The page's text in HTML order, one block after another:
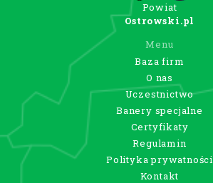
Powiat
Ostrowski.pl
Menu
Baza firm
O nas
Uczestnictwo
Banery specjalne
Certyfikaty
Regulamin
Polityka prywatności
Kontakt